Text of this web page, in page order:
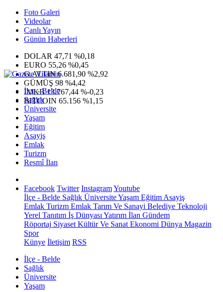
Foto Galeri
Videolar
Canlı Yayın
Günün Haberleri
DOLAR 47,71 %0,18
EURO 55,26 %0,45
G.ALTIN6.681,90 %2,92
GÜMÜŞ 98 %4,42
IMKB13.767,44 %-0,23
BITCOIN 65.156 %1,15
İlçe - Belde
Sağlık
Üniversite
Yaşam
Eğitim
Asayiş
Emlak
Turizm
Resmî İlan
Facebook Twitter InstagramYoutube
İlçe - Belde Sağlık ÜniversiteYaşam Eğitim Asayiş
Emlak Turizm Emlak Tarım Ve Sanayi Belediye Teknoloji
Yerel Tanıtım İş Dünyası Yatırım İlan Gündem
Röportaj Siyaset Kültür Ve Sanat Ekonomi Dünya Magazin
Spor
Künye İletişim RSS
İlçe - Belde
Sağlık
Üniversite
Yaşam